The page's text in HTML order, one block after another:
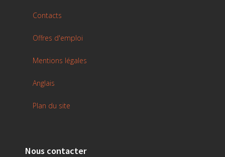
Contacts
Offres d'emploi
Mentions légales
Anglais
Plan du site
Nous contacter